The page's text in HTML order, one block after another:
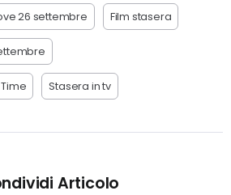
26 settembre Film stasera
Stasera in tv
Articolo